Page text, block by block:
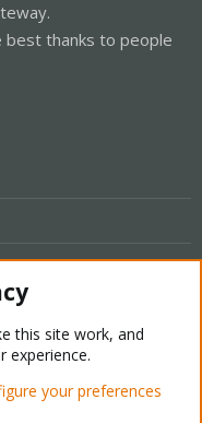
best thanks to people
this site work, and
experience.
your preferences